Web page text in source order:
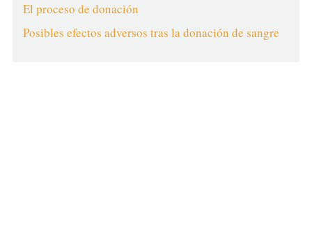
El proceso de donación
Posibles efectos adversos tras la donación de sangre